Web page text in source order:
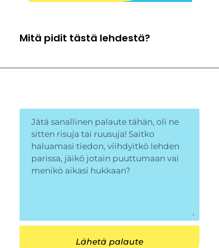
Mitä pidit tästä lehdestä?
Lähetä palaute